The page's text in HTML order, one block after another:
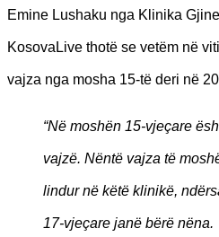
Emine Lushaku nga Klinika
KosovaLive thotë se vetëm në
vajza nga mosha 15-të deri në
“Në moshën 15-vjeçare
vajzë. Nëntë vajza të
lindur në këtë klinikë,
17-vjeçare janë bërë